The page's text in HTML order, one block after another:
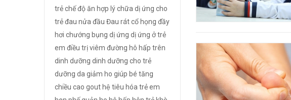
trẻchế độ ăn hợp lýchữa dị ứng cho
trẻđau nửa đầu Đau rát cổ họng đầy
hơi chướng bụng dị ứng dị ứng ở trẻ
em điều trị viêm đường hô hấp trên
dinh dưỡng dinh dưỡng cho trẻ
dưỡng da giảm ho giúp bé tăng
chiều cao gout hệ tiêu hóa trẻ em